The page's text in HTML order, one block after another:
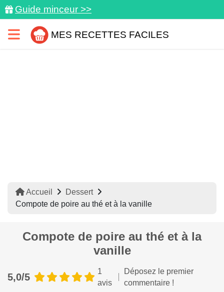
Guide minceur >>
MES RECETTES FACILES
Accueil
Dessert
Compote de poire au thé et à la vanille
Compote de poire au thé et à la
vanille
5,0/5
1
avis
Déposez le premier
commentaire !